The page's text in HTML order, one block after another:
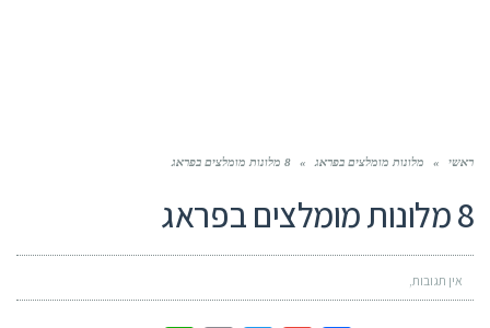
ראשי » מלונות מומלצים בפראג » 8 מלונות מומלצים בפראג
8 מלונות מומלצים בפראג
אין תגובות